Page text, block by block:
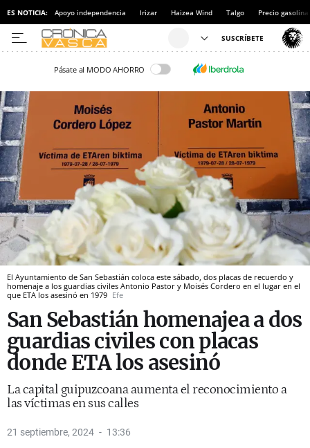
ES NOTICIA: Apoyo independencia Irizar Haizea Wind Talgo Precio gasolina
Pásate al MODO AHORRO
El Ayuntamiento de San Sebastián coloca este sábado, dos placas de recuerdo y
homenaje a los guardias civiles Antonio Pastor y Moisés Cordero en el lugar en el
que ETA los asesinó en 1979 Efe
San Sebastián homenajea a dos
guardias civiles con placas
donde ETA los asesinó
La capital guipuzcoana aumenta el reconocimiento a
las víctimas en sus calles
21 septiembre, 2024 13:36